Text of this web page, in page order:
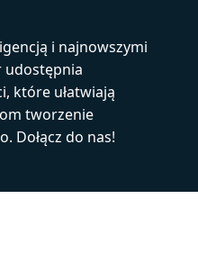
i najnowszymi
udostępnia
które ułatwiają
tworzenie
Dołącz do nas!